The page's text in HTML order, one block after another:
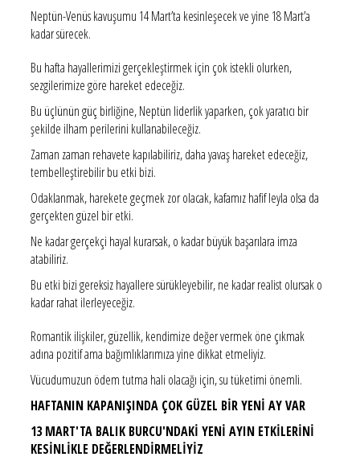
Neptün-Venüs kavuşumu 14 Mart’ta kesinleşecek ve yine 18 Mart’a
kadar sürecek.
Bu hafta hayallerimizi gerçekleştirmek için çok istekli olurken,
sezgilerimize göre hareket edeceğiz.
Bu üçlünün güç birliğine, Neptün liderlik yaparken, çok yaratıcı bir
şekilde ilham perilerini kullanabileceğiz.
Zaman zaman rehavete kapılabiliriz, daha yavaş hareket edeceğiz,
tembelleştirebilir bu etki bizi.
Odaklanmak, harekete geçmek zor olacak, kafamız hafif leyla olsa da
gerçekten güzel bir etki.
Ne kadar gerçekçi hayal kurarsak, o kadar büyük başarılara imza
atabiliriz.
Bu etki bizi gereksiz hayallere sürükleyebilir, ne kadar realist olursak o
kadar rahat ilerleyeceğiz.
Romantik ilişkiler, güzellik, kendimize değer vermek öne çıkmak
adına pozitif ama bağımlıklarımıza yine dikkat etmeliyiz.
Vücudumuzun ödem tutma hali olacağı için, su tüketimi önemli.
HAFTANIN KAPANIŞINDA ÇOK GÜZEL BİR YENİ AY VAR
13 MART'TA BALIK BURCU'NDAKİ YENİ AYIN ETKİLERİNİ
KESİNLİKLE DEĞERLENDİRMELİYİZ